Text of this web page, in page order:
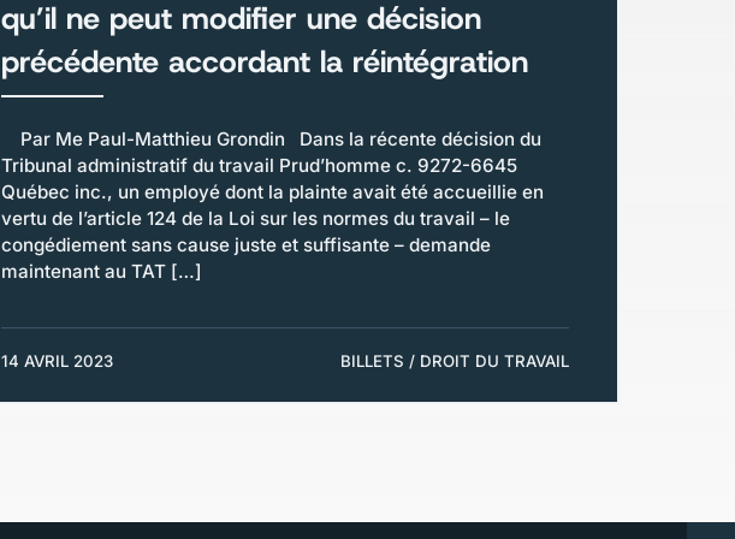
qu’il ne peut modifier une décision
précédente accordant la réintégration
Par Me Paul-Matthieu Grondin Dans la récente décision du
Tribunal administratif du travail Prud’homme c. 9272-6645
Québec inc., un employé dont la plainte avait été accueillie en
vertu de l’article 124 de la Loi sur les normes du travail – le
congédiement sans cause juste et suffisante – demande
maintenant au TAT […]
14 AVRIL 2023 BILLETS / DROIT DU TRAVAIL